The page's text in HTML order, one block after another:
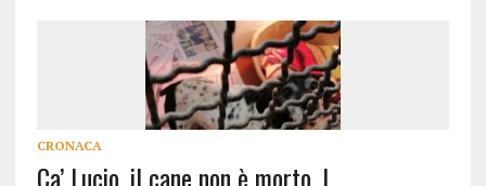
CRONACA
Ca’ Lucio, il cane non è morto. I